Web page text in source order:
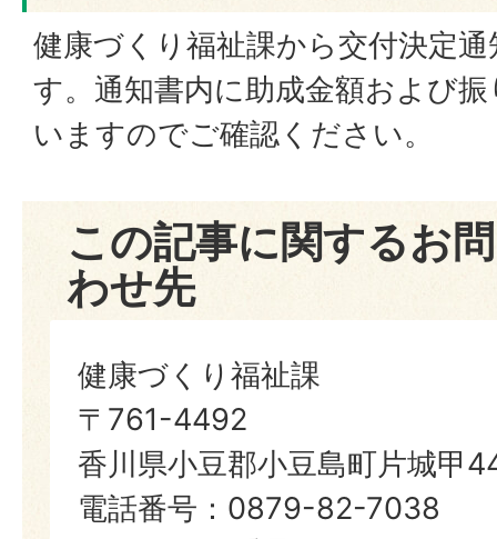
健康づくり福祉課から交付決定
す。通知書内に助成金額および
いますのでご確認ください。
この記事に関するお
わせ先
健康づくり福祉課
〒761-4492
香川県小豆郡小豆島町片城甲
電話番号：0879-82-7038